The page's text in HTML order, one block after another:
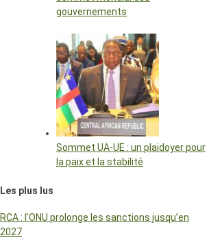
gouvernements
Sommet UA-UE : un plaidoyer pour
la paix et la stabilité
Les plus lus
RCA : l’ONU prolonge les sanctions jusqu’en
2027